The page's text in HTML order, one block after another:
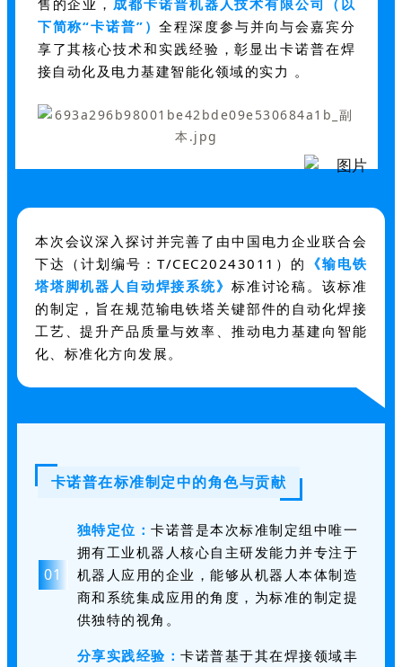
售的企业，成都卡诺普机器人技术有限公司（以
下简称“卡诺普”）全程深度参与并向与会嘉宾分
享了其核心技术和实践经验，彰显出卡诺普在焊
接自动化及电力基建智能化领域的实力 。
本次会议深入探讨并完善了由中国电力企业联合会
下达（计划编号：T/CEC20243011） 的 《输电铁
塔塔脚机器人自动焊接系统》 标准讨论稿。该标准
的制定，旨在规范输电铁塔关键部件的自动化焊接
工艺、提升产品质量与效率、推动电力基建向智能
化、标准化方向发展。
卡诺普在标准制定中的角色与贡献
01
独特定位：卡诺普是本次标准制定组中唯一
拥有工业机器人核心自主研发能力并专注于
机器人应用的企业，能够从机器人本体制造
商和系统集成应用的角度，为标准的制定提
供独特的视角。
分享实践经验：卡诺普基于其在焊接领域丰